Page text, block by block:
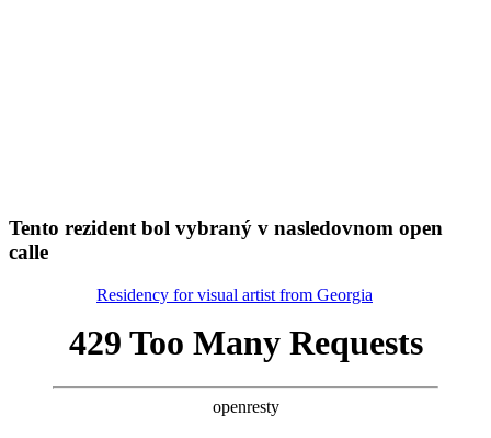
Tento rezident bol vybraný v nasledovnom open
calle
Residency for visual artist from Georgia